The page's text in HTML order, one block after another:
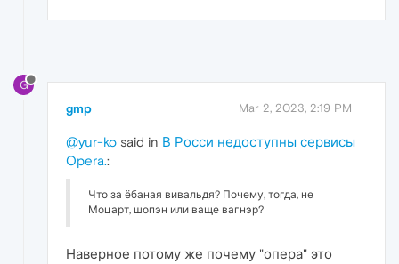
G
gmp Mar 2, 2023, 2:19 PM
@yur-ko said in В Росси недоступны сервисы
Opera.:
Что за ёбаная вивальдя? Почему, тогда, не
Моцарт, шопэн или ваще вагнэр?
Наверное потому же почему "опера" это